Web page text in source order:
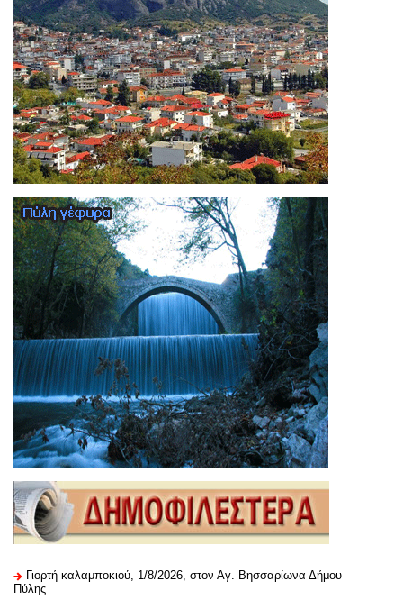
Γιορτή καλαμποκιού, 1/8/2026, στον Αγ. Βησσαρίωνα Δήμου
Πύλης